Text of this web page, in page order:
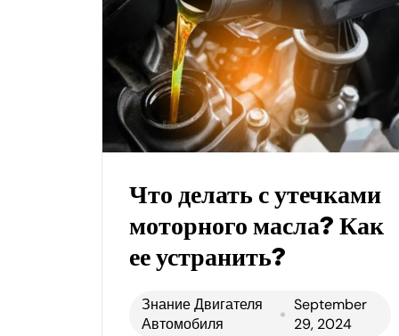
Что делать с утечками
моторного масла? Как
ее устранить?
Знание Двигателя
Автомобиля
September
29, 2024